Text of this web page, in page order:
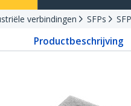
verbindingen SFPs
Productbeschrijving